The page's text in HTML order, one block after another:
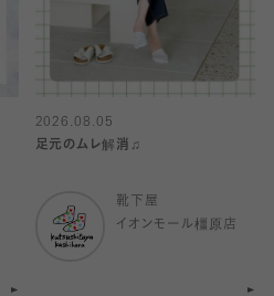
2026.08.05
足元のムレ解消♫
靴下屋
イオンモール橿原店